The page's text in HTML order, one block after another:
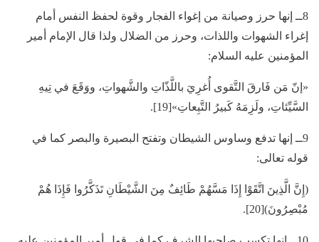
8ــ إنها حرز وصيانة من إغواء الفجار وقوة لحفظ النفس أمام
إغراء الشهوات واللذات، وحرز من الضلال ولذا قال الإمام أمير
المؤمنين عليه السلام:
«إنّ مَن فَارقَ التَّقوى أُغرِيَ باللَّذّاتِ والشَّهواتِ، ووَقَعَ في تِيهِ
السَّيِّئاتِ، ولَزِمَهُ كَبيرُ التَّبِعاتِ»[19].
9ــ إنها تدفع وساوس الشيطان وتفتح البصيرة والبصر كما في
قوله تعالى:
(إِنَّ الَّذِينَ اتَّقَوْا إِذَا مَسَّهُمْ طَائِفٌ مِنَ الشَّيْطَانِ تَذَكَّرُوا فَإِذَا هُمْ
مُبْصِرُونَ)[20].